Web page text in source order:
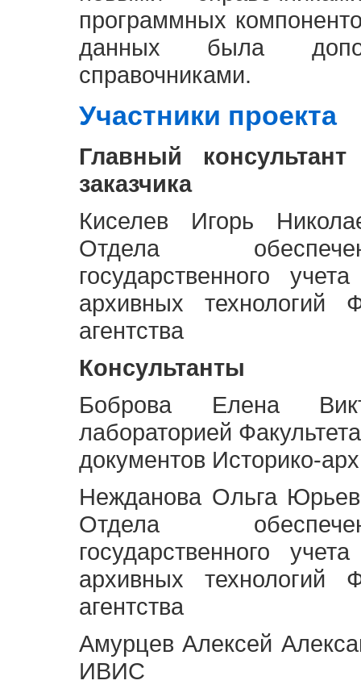
программных
данных была
справочниками.
Участники проекта
Главный
заказчика
Киселев Игорь
Отдела
государственного
архивных технологий
агентства
Консультанты
Боброва Елена
лабораторией
документов Историко-
Нежданова Ольга
Отдела
государственного
архивных технологий
агентства
Амурцев Алексей
ИВИС